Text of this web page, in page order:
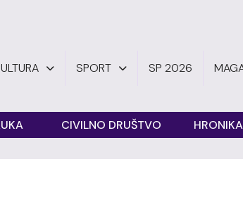
SPORT SP 2026
CIVILNO DRUŠTVO HRONIKA